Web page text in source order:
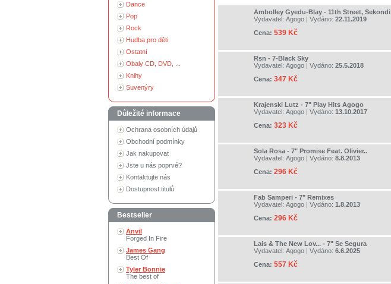
Dance
Pop
Rock
Hudba pro děti
Ostatní
Obaly CD, DVD, ...
Knihy
Suvenýry
Důležité informace
Ochrana osobních údajů
Obchodní podmínky
Jak nakupovat
Jste u nás poprvé?
Kontaktujte nás
Dostupnost titulů
Bestseller
Anvil
Forged In Fire
James Gang
Best Of
Tyler Bonnie
The best of
Ambolley Gyedu-Blay - 11th Street, Sekondi
Vydavatel: Agogo | Vydáno: 22.11.2019
Cena: 539 Kč
Rsn - 7-Black Sky
Vydavatel: Agogo | Vydáno: 25.5.2018
Cena: 347 Kč
Krajenski Lutz - 7" Play Hits Agogo
Vydavatel: Agogo | Vydáno: 13.10.2017
Cena: 323 Kč
Sola Rosa - 7" Promise Feat. Olivier..
Vydavatel: Agogo | Vydáno: 8.8.2013
Cena: 296 Kč
Fab Samperi - 7" Remixes
Vydavatel: Agogo | Vydáno: 1.8.2013
Cena: 296 Kč
Lais & The New Lov... - 7" Se Segura
Vydavatel: Agogo | Vydáno: 6.6.2025
Cena: 557 Kč